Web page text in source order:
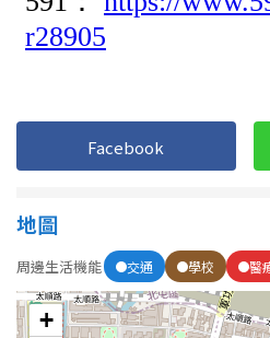
Facebook
地圖
周邊生活機能 交通 學校 醫
+